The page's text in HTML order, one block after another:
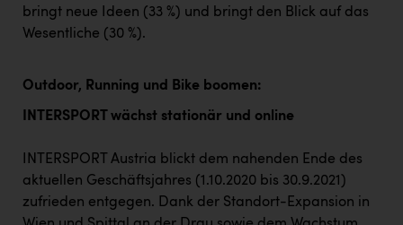
bringt neue Ideen (33 %) und bringt den Blick auf das
Wesentliche (30 %).
Outdoor, Running und Bike boomen:
INTERSPORT wächst stationär und online
INTERSPORT Austria blickt dem nahenden Ende des
aktuellen Geschäftsjahres (1.10.2020 bis 30.9.2021)
zufrieden entgegen. Dank der Standort-Expansion in